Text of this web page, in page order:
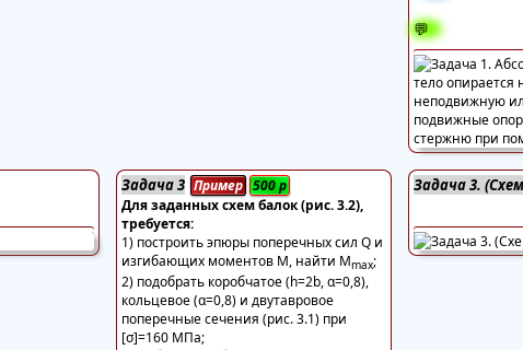
💬
Задача 3 Пример 500р
Для заданных схем балок (рис. 3.2),
требуется:
1) построить эпюры поперечных сил Q и
изгибающих моментов M, найти Mmax;
2) подобрать коробчатое (h=2b, α=0,8),
кольцевое (α=0,8) и двутавровое
поперечные сечения (рис. 3.1) при
[σ]=160 МПа;
Задача 3.